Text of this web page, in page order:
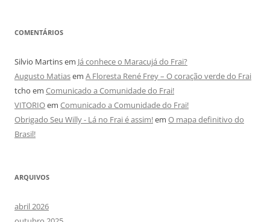
COMENTÁRIOS
Silvio Martinsem Já conhece o Maracujá do Frai?
Augusto Matiasem A Floresta René Frey – O coração verde do Frai
tcho em Comunicado a Comunidade do Frai!
VITORIOem Comunicado a Comunidade do Frai!
Obrigado Seu Willy - Lá no Frai é assim!em O mapa definitivo do
Brasil!
ARQUIVOS
abril 2026